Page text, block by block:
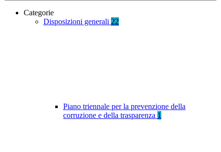
Categorie
Disposizioni generali 22
Piano triennale per la prevenzione della
corruzione e della trasparenza 1